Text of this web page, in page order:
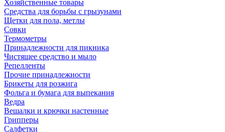
Хозяйственные товары
Средства для борьбы с грызунами
Щетки для пола, метлы
Совки
Термометры
Принадлежности для пикника
Чистящее средство и мыло
Репелленты
Прочие принадлежности
Брикеты для розжига
Фольга и бумага для выпекания
Ведра
Вешалки и крючки настенные
Грипперы
Салфетки